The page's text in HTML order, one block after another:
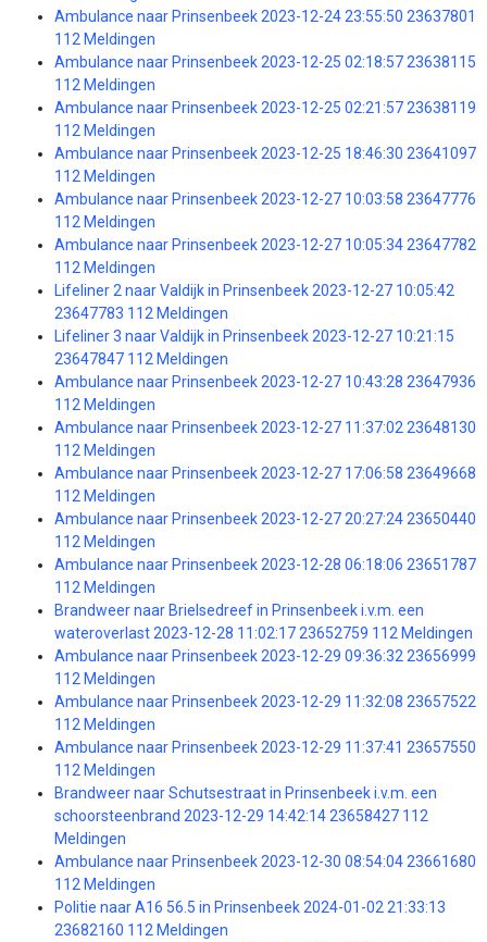
Ambulance naar Prinsenbeek 2023-12-24 23:55:50 23637801
112 Meldingen
Ambulance naar Prinsenbeek 2023-12-25 02:18:57 23638115
112 Meldingen
Ambulance naar Prinsenbeek 2023-12-25 02:21:57 23638119
112 Meldingen
Ambulance naar Prinsenbeek 2023-12-25 18:46:30 23641097
112 Meldingen
Ambulance naar Prinsenbeek 2023-12-27 10:03:58 23647776
112 Meldingen
Ambulance naar Prinsenbeek 2023-12-27 10:05:34 23647782
112 Meldingen
Lifeliner 2 naar Valdijk in Prinsenbeek 2023-12-27 10:05:42
23647783 112 Meldingen
Lifeliner 3 naar Valdijk in Prinsenbeek 2023-12-27 10:21:15
23647847 112 Meldingen
Ambulance naar Prinsenbeek 2023-12-27 10:43:28 23647936
112 Meldingen
Ambulance naar Prinsenbeek 2023-12-27 11:37:02 23648130
112 Meldingen
Ambulance naar Prinsenbeek 2023-12-27 17:06:58 23649668
112 Meldingen
Ambulance naar Prinsenbeek 2023-12-27 20:27:24 23650440
112 Meldingen
Ambulance naar Prinsenbeek 2023-12-28 06:18:06 23651787
112 Meldingen
Brandweer naar Brielsedreef in Prinsenbeek i.v.m. een
wateroverlast 2023-12-28 11:02:17 23652759 112 Meldingen
Ambulance naar Prinsenbeek 2023-12-29 09:36:32 23656999
112 Meldingen
Ambulance naar Prinsenbeek 2023-12-29 11:32:08 23657522
112 Meldingen
Ambulance naar Prinsenbeek 2023-12-29 11:37:41 23657550
112 Meldingen
Brandweer naar Schutsestraat in Prinsenbeek i.v.m. een
schoorsteenbrand 2023-12-29 14:42:14 23658427 112
Meldingen
Ambulance naar Prinsenbeek 2023-12-30 08:54:04 23661680
112 Meldingen
Politie naar A16 56.5 in Prinsenbeek 2024-01-02 21:33:13
23682160 112 Meldingen